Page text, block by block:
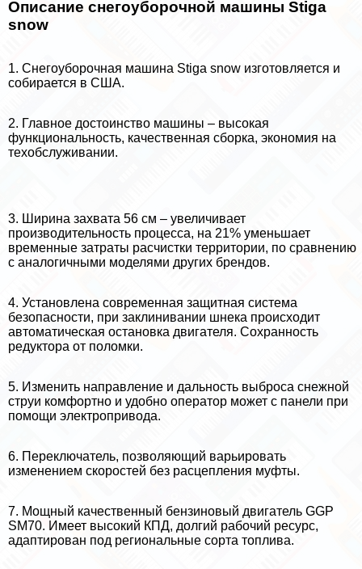
Описание снегоуборочной машины Stiga
snow
1. Снегоуборочная машина Stiga snow изготовляется и
собирается в США.
2. Главное достоинство машины – высокая
функциональность, качественная сборка, экономия на
техобслуживании.
3. Ширина захвата 56 см – увеличивает
производительность процесса, на 21% уменьшает
временные затраты расчистки территории, по сравнению
с аналогичными моделями других брендов.
4. Установлена современная защитная система
безопасности, при заклинивании шнека происходит
автоматическая остановка двигателя. Сохранность
редуктора от поломки.
5. Изменить направление и дальность выброса снежной
струи комфортно и удобно оператор может с панели при
помощи электропривода.
6. Переключатель, позволяющий варьировать
изменением скоростей без расцепления муфты.
7. Мощный качественный бензиновый двигатель GGP
SM70. Имеет высокий КПД, долгий рабочий ресурс,
адаптирован под региональные сорта топлива.